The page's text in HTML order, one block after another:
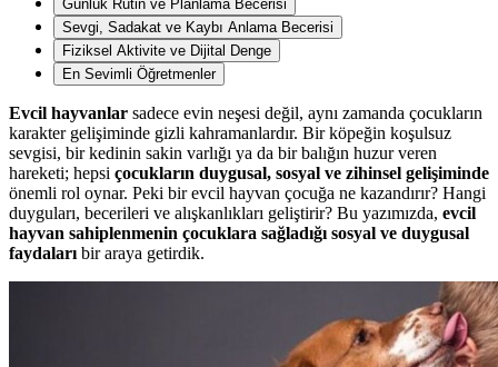
Günlük Rutin ve Planlama Becerisi
Sevgi, Sadakat ve Kaybı Anlama Becerisi
Fiziksel Aktivite ve Dijital Denge
En Sevimli Öğretmenler
Evcil hayvanlar sadece evin neşesi değil, aynı zamanda çocukların
karakter gelişiminde gizli kahramanlardır. Bir köpeğin koşulsuz
sevgisi, bir kedinin sakin varlığı ya da bir balığın huzur veren
hareketi; hepsi çocukların duygusal, sosyal ve zihinsel gelişiminde
önemli rol oynar. Peki bir evcil hayvan çocuğa ne kazandırır? Hangi
duyguları, becerileri ve alışkanlıkları geliştirir? Bu yazımızda, evcil
hayvan sahiplenmenin çocuklara sağladığı sosyal ve duygusal
faydaları bir araya getirdik.